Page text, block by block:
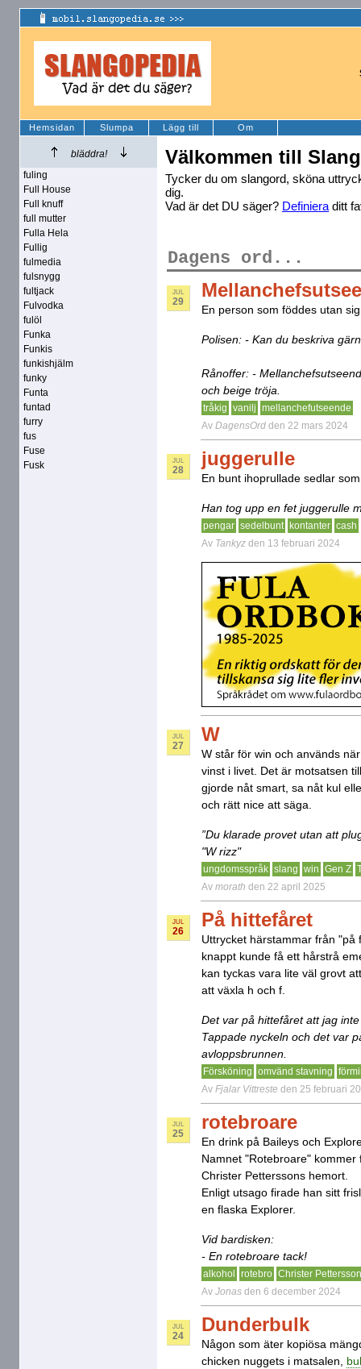
Hemsidan Slumpa Lägg till Om
bläddra!
fuling
Full House
Full knuff
full mutter
Fulla Hela
Fullig
fulmedia
fulsnygg
fultjack
Fulvodka
fulöl
Funka
Funkis
funkishjälm
funky
Funta
funtad
furry
fus
Fuse
Fusk
Välkommen till
Tycker du om slangord, sköna
dig.
Vad är det DU säger? Definiera ditt
Dagens ord...
JUL
29
En person som föddes utan
Polisen: - Kan du beskriva
Rånoffer: -
och beige tröja.
tråkig vanilj mellanchefutseende
Av DagensOrd den 22 mars 2024
JUL
28
juggerulle
En bunt ihoprullade sedlar
Han tog upp en fet juggerulle
pengar sedelbunt kontanter cash
Av Tankyz den 13 februari 2024
JUL
27
W
W står för win och används
vinst i livet. Det är motsatsen
gjorde nåt smart, sa nåt kul
och rätt nice att säga.
”Du klarade provet utan att
"W rizz"
ungdomsspråk slang win Gen Z
Av morath den 22 april 2025
JUL
26
På hittefåret
Uttrycket härstammar från
knappt kunde få ett hårstrå
kan tyckas vara lite väl grovt
att växla h och f.
Det var på hittefåret att jag
Tappade nyckeln och det var
avloppsbrunnen.
Försköning omvänd stavning
Av Fjalar Vittreste den 25 februari
JUL
25
rotebroare
En drink på Baileys och
Namnet "Rotebroare"
Christer Petterssons hemort.
Enligt utsago firade han sitt
en flaska Explorer.
Vid bardisken:
- En rotebroare tack!
alkohol rotebro Christer
Av Jonas den 6 december 2024
JUL
24
Dunderbulk
Någon som äter kopiösa
chicken nuggets i matsalen,